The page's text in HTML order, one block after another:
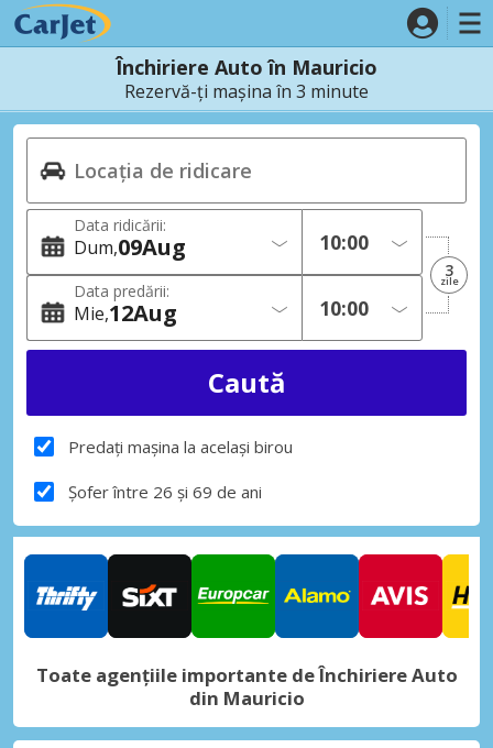
Închiriere Auto în Mauricio
Rezervă-ți mașina în 3 minute
Data ridicării:
Dum 09Aug
Data predării:
Mie 12Aug
3
zile
Predați mașina la același birou
Șofer între 26 și 69 de ani
Toate agențiile importante de Închiriere Auto
din Mauricio